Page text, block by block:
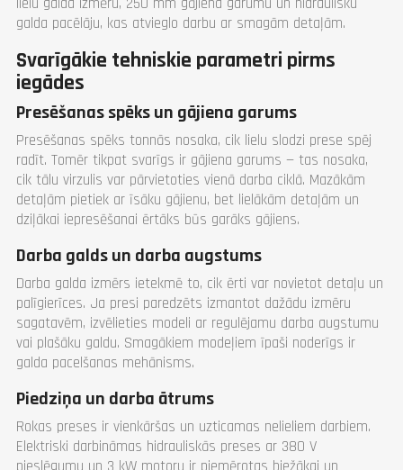
lielu galda izmēru, 250 mm gājiena garumu un hidraulisku
galda pacēlāju, kas atvieglo darbu ar smagām detaļām.
Svarīgākie tehniskie parametri pirms
iegādes
Presēšanas spēks un gājiena garums
Presēšanas spēks tonnās nosaka, cik lielu slodzi prese spēj
radīt. Tomēr tikpat svarīgs ir gājiena garums — tas nosaka,
cik tālu virzulis var pārvietoties vienā darba ciklā. Mazākām
detaļām pietiek ar īsāku gājienu, bet lielākām detaļām un
dziļākai iepresēšanai ērtāks būs garāks gājiens.
Darba galds un darba augstums
Darba galda izmērs ietekmē to, cik ērti var novietot detaļu un
palīgierīces. Ja presi paredzēts izmantot dažādu izmēru
sagatavēm, izvēlieties modeli ar regulējamu darba augstumu
vai plašāku galdu. Smagākiem modeļiem īpaši noderīgs ir
galda pacelšanas mehānisms.
Piedziņa un darba ātrums
Rokas preses ir vienkāršas un uzticamas nelieliem darbiem.
Elektriski darbināmas hidrauliskās preses ar 380 V